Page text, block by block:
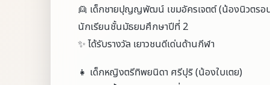
👱 เด็กชายปุญญพัฒน์ เขมอัครเจตต์ (น้องนิวตรอ
นักเรียนชั้นมัธยมศึกษาปีที่ 2
✨ ได้รับรางวัล เยาวชนดีเด่นด้านกีฬา
👧 เด็กหญิงตรีทิพยนิดา ศรีปุริ (น้องใบเตย)